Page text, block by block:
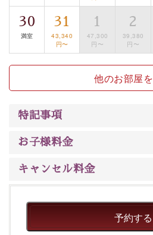
む貸切温泉風呂です。ゆったり
トな空間をお愉しみください。
■諏訪大社4社を巡る無料参拝
豊富な知識を持ったドライバー
案内します。事前ご予約制です
は【3日前まで】にお電話くださ
※交通規制などにより運行でき
したら幸いです。
30
満室
31
43,340
円〜
1
47,300
円〜
2
39,380
円〜
他のお部屋
特記事項
お子様料金
キャンセル料金
予約する